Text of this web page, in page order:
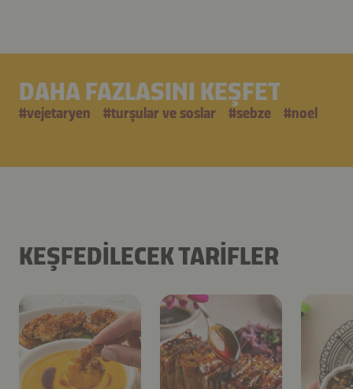
DAHA FAZLASINI KEŞFET
#vejetaryen #turşular ve soslar #sebze #noel
KEŞFEDILECEK TARIFLER